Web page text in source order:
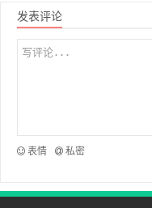
发表评论
表情 私密